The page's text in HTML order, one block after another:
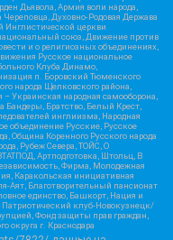
Дьявола, Армия воли народа,
Духовно-Родовая Держава
Инглистической церкви
союз, Движение против
и о религиозных объединениях,
Русское национальное
Клуба Динамо,
п. Боровский Тюменского
народа Щелковского района,
Украинская народная самооборона,
Бандеры, Братство, Белый Крест,
инглиизма, Народная
объединение Русские, Русское
Община Коренного Русского народа
Рубеж Севера, ТОЙС, О
Артподготовка, Штольц, В
Фирма, Молодежная
Каракольская инициативная
Аят, Благотворительный пансионат
единство, Башкорт, Нация и
клуб-Новокузнецк/
Фонд защиты прав граждан,
округа г. Краснодара